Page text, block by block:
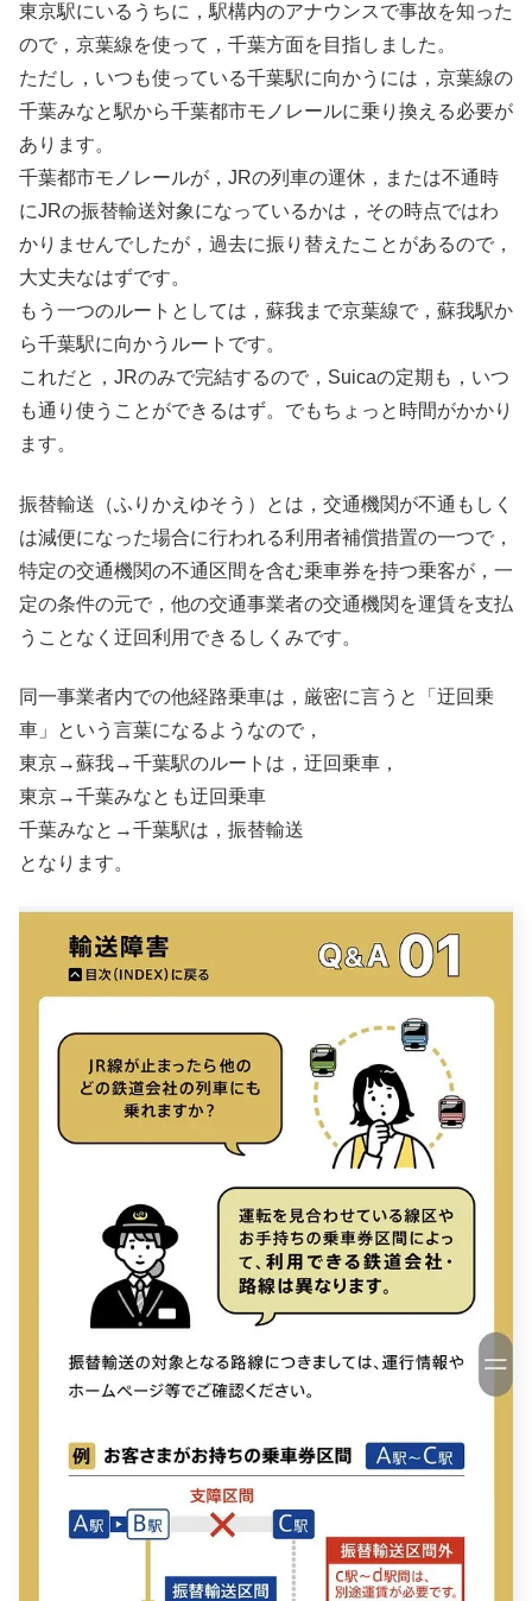
東京駅にいるうちに，駅構内のアナウンスで事故を知った
ので，京葉線を使って，千葉方面を目指しました。
ただし，いつも使っている千葉駅に向かうには，京葉線の
千葉みなと駅から千葉都市モノレールに乗り換える必要が
あります。
千葉都市モノレールが，JRの列車の運休，または不通時
にJRの振替輸送対象になっているかは，その時点ではわ
かりませんでしたが，過去に振り替えたことがあるので，
大丈夫なはずです。
もう一つのルートとしては，蘇我まで京葉線で，蘇我駅か
ら千葉駅に向かうルートです。
これだと，JRのみで完結するので，Suicaの定期も，いつ
も通り使うことができるはず。でもちょっと時間がかかり
ます。
振替輸送（ふりかえゆそう）とは，交通機関が不通もしく
は減便になった場合に行われる利用者補償措置の一つで，
特定の交通機関の不通区間を含む乗車券を持つ乗客が，一
定の条件の元で，他の交通事業者の交通機関を運賃を支払
うことなく迂回利用できるしくみです。
同一事業者内での他経路乗車は，厳密に言うと「迂回乗
車」という言葉になるようなので，
東京→蘇我→千葉駅のルートは，迂回乗車，
東京→千葉みなとも迂回乗車
千葉みなと→千葉駅は，振替輸送
となります。